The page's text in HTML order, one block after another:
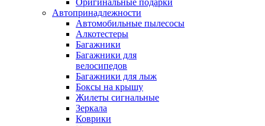
Автопринадлежности
Автомобильные пылесосы
Алкотестеры
Багажники
Багажники для
велосипедов
Багажники для лыж
Боксы на крышу
Жилеты сигнальные
Зеркала
Коврики